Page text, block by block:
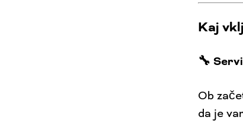
Kaj
🔧
Ob
da je